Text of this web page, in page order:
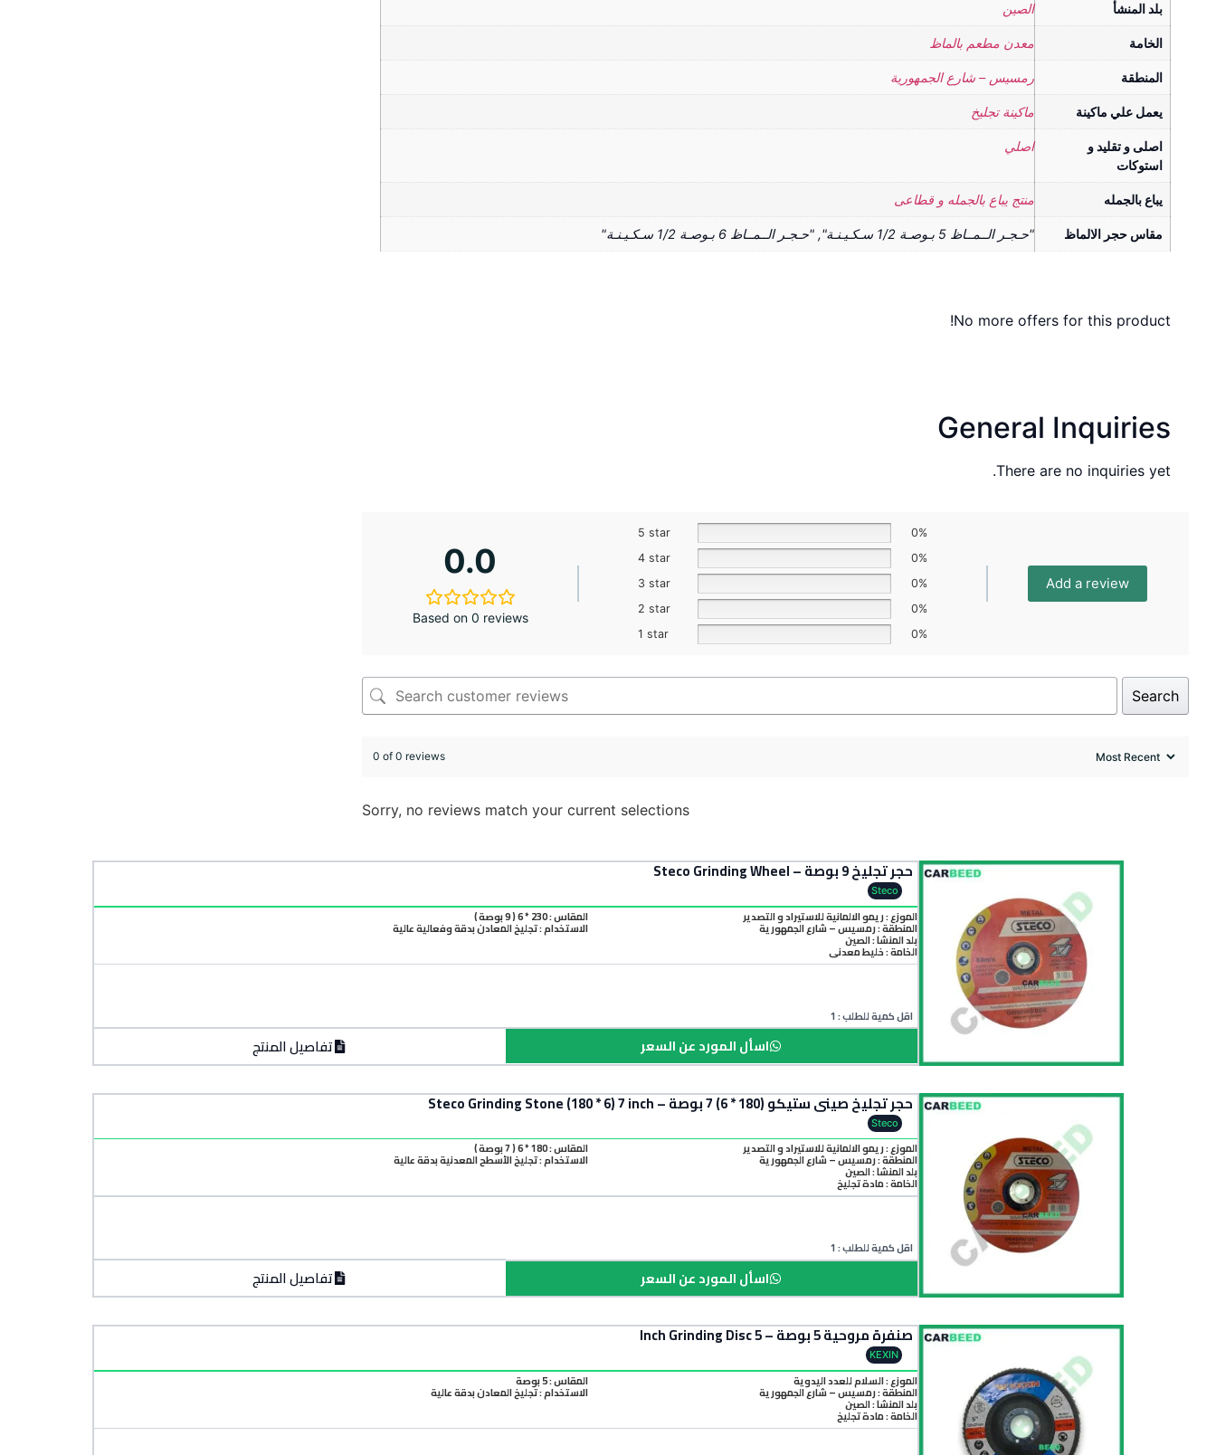
بلد المنشأ الصين
الخامة معدن مطعم بالماظ
المنطقة رمسيس – شارع الجمهورية
يعمل علي ماكينة ماكينة تجليخ
اصلى و تقليد و
استوكات
اصلي
يباع بالجمله منتج يباع بالجمله و قطاعى
مقاس حجر الالماظ "حـجـر الــمــاظ 5 بـوصـة 1/2 سـكـيـنـة", "حـجـر الــمــاظ 6 بـوصـة 1/2 سـكـيـنـة"
No more offers for this product!
General Inquiries
There are no inquiries yet.
0.0
Based on 0 reviews
5 star
0%
4 star
0%
3 star
0%
2 star
0%
1 star
0%
Add a review
Search
0 of 0 reviews
Sorry, no reviews match your current selections
حجر تجليخ 9 بوصة – Steco Grinding Wheel
Steco
الموزع : ريمو الالمانية للاستيراد و التصدير
المنطقة :رمسيس – شارع الجمهورية
بلد المنشأ :الصين
الخامة :خليط معدني
المقاس : 230 * 6 ( 9 بوصة )
الاستخدام : تجليخ المعادن بدقة وفعالية عالية
اقل كمية للطلب : 1
تفاصيل المنتج اسأل المورد عن السعر
حجر تجليخ صيني ستيكو (180 * 6) 7 بوصة – Steco Grinding Stone (180 * 6) 7 inch
Steco
الموزع : ريمو الالمانية للاستيراد و التصدير
المنطقة :رمسيس – شارع الجمهورية
بلد المنشأ :الصين
الخامة :مادة تجليخ
المقاس : 180 * 6 ( 7 بوصة )
الاستخدام : تجليخ الأسطح المعدنية بدقة عالية
اقل كمية للطلب : 1
تفاصيل المنتج اسأل المورد عن السعر
صنفرة مروحية 5 بوصة – 5 Inch Grinding Disc
KEXIN
الموزع : السلام للعدد اليدوية
المنطقة :رمسيس – شارع الجمهورية
بلد المنشأ :الصين
الخامة :مادة تجليخ
المقاس : 5 بوصة
الاستخدام : تجليخ المعادن بدقة عالية